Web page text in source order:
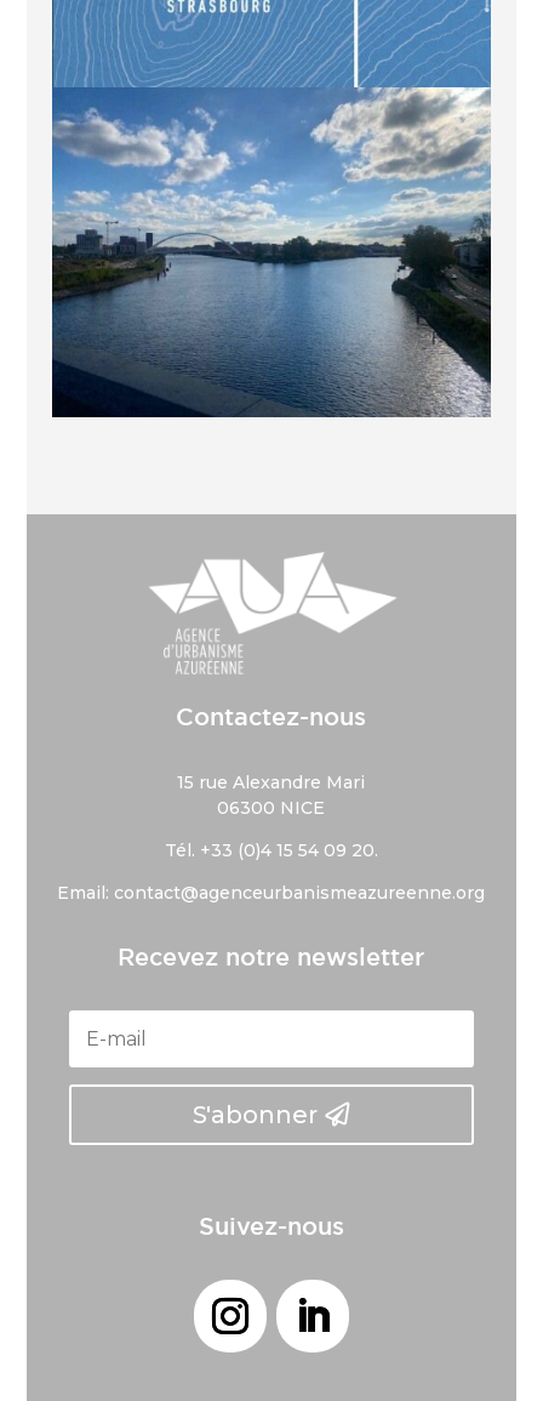
Contactez-nous
15 rue Alexandre Mari
06300 NICE
Tél. +33 (0)4 15 54 09 20.
Email: contact@agenceurbanismeazureenne.org
Recevez notre newsletter
S'abonner
Suivez-nous